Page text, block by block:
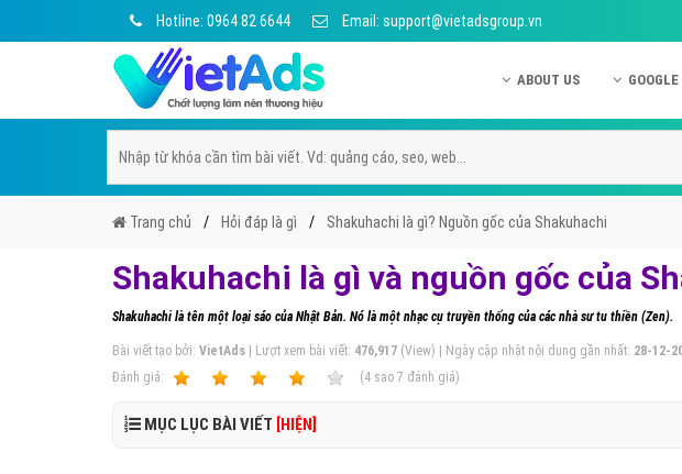
Hotline: 0964 82 6644 Email: support@vietadsgroup.vn
ABOUT US
Chính sách bảo mật Việt
Liên hệ Việt Ads
GOOGLE
Trang chủ Hỏi đáp là gì Shakuhachi là gì? Nguồn gốc của Shakuhachi
Shakuhachi là gì và nguồn gốc của
Shakuhachi là tên một loại sáo của Nhật Bản. Nó là một nhạc cụ truyền thống của các nhà sư tu thiền (Zen).
Bài viết tạo bởi: VietAds | Lượt xem bài viết: 476,917 (View) | Ngày cập nhật nội dung gần nhất: 28-12-
Ðánh giá:
(4 sao 7 đánh giá)
MỤC LỤC BÀI VIẾT [HIỆN]